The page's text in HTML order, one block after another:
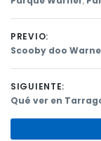
de
PREVIO:
Previous
Scooby doo
SIGUIENTE:
Next
Qué ver en